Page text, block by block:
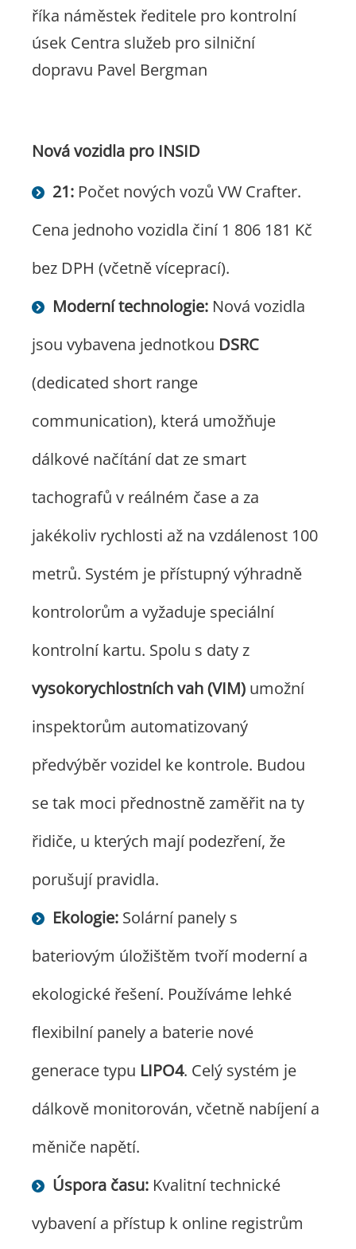
říka náměstek ředitele pro kontrolní
úsek Centra služeb pro silniční
dopravu Pavel Bergman
Nová vozidla pro INSID
21: Počet nových vozů VW Crafter.
Cena jednoho vozidla činí 1 806 181 Kč
bez DPH (včetně víceprací).
Moderní technologie: Nová vozidla
jsou vybavena jednotkou DSRC
(dedicated short range
communication), která umožňuje
dálkové načítání dat ze smart
tachografů v reálném čase a za
jakékoliv rychlosti až na vzdálenost 100
metrů. Systém je přístupný výhradně
kontrolorům a vyžaduje speciální
kontrolní kartu. Spolu s daty z
vysokorychlostních vah (VIM) umožní
inspektorům automatizovaný
předvýběr vozidel ke kontrole. Budou
se tak moci přednostně zaměřit na ty
řidiče, u kterých mají podezření, že
porušují pravidla.
Ekologie: Solární panely s
bateriovým úložištěm tvoří moderní a
ekologické řešení. Používáme lehké
flexibilní panely a baterie nové
generace typu LIPO4. Celý systém je
dálkově monitorován, včetně nabíjení a
měniče napětí.
Úspora času: Kvalitní technické
vybavení a přístup k online registrům